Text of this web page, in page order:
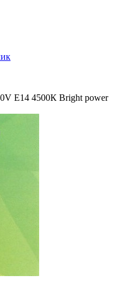
E14 4500К Bright power